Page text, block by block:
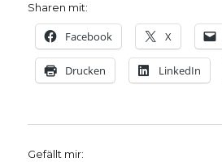
Sharen mit:
Facebook X
Drucken LinkedIn
Gefällt mir: